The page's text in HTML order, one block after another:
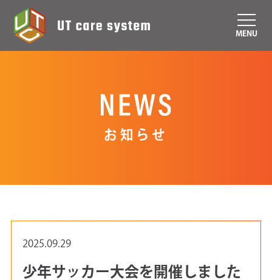
MENU
お知らせ
2025.09.29
少年サッカー大会を開催しました